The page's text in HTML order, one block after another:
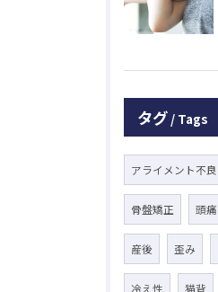
タグ Tags
アライメント不良
骨盤矯正 頭痛
産後 歪み
冷え性 猫背